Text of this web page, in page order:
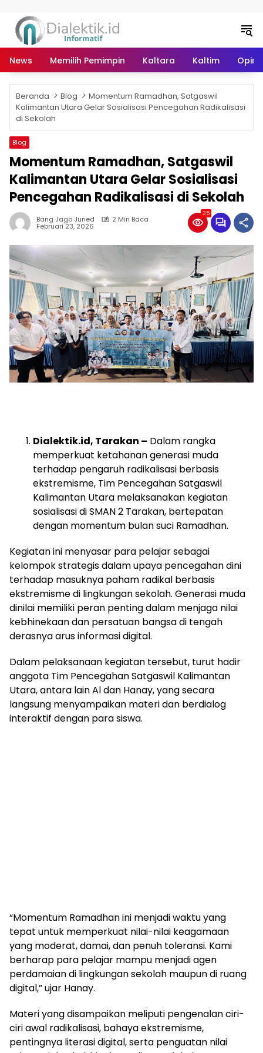
News Memilih Pemimpin Kaltara Kaltim Opini
Beranda Blog
Momentum Ramadhan, Satgaswil
Kalimantan Utara Gelar Sosialisasi Pencegahan Radikalisasi
di Sekolah
Blog
Momentum Ramadhan, Satgaswil
Kalimantan Utara Gelar Sosialisasi
Pencegahan Radikalisasi di Sekolah
Bang Jago Juned 2 Min Baca
Februari 23, 2026
35
Dialektik.id, Tarakan – Dalam rangka
memperkuat ketahanan generasi muda
terhadap pengaruh radikalisasi berbasis
ekstremisme, Tim Pencegahan Satgaswil
Kalimantan Utara melaksanakan kegiatan
sosialisasi di SMAN 2 Tarakan, bertepatan
dengan momentum bulan suci Ramadhan.
Kegiatan ini menyasar para pelajar sebagai
kelompok strategis dalam upaya pencegahan dini
terhadap masuknya paham radikal berbasis
ekstremisme di lingkungan sekolah. Generasi muda
dinilai memiliki peran penting dalam menjaga nilai
kebhinekaan dan persatuan bangsa di tengah
derasnya arus informasi digital.
Dalam pelaksanaan kegiatan tersebut, turut hadir
anggota Tim Pencegahan Satgaswil Kalimantan
Utara, antara lain Al dan Hanay, yang secara
langsung menyampaikan materi dan berdialog
interaktif dengan para siswa.
“Momentum Ramadhan ini menjadi waktu yang
tepat untuk memperkuat nilai-nilai keagamaan
yang moderat, damai, dan penuh toleransi. Kami
berharap para pelajar mampu menjadi agen
perdamaian di lingkungan sekolah maupun di ruang
digital,” ujar Hanay.
Materi yang disampaikan meliputi pengenalan ciri-
ciri awal radikalisasi, bahaya ekstremisme,
pentingnya literasi digital, serta penguatan nilai